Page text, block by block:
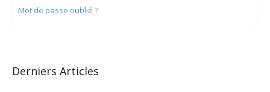
Mot de passe oublié ?
Derniers Articles